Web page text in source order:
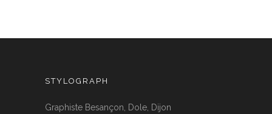
STYLOGRAPH
Graphiste Besançon, Dole, Dijon